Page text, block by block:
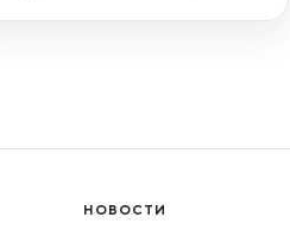
НОВОСТИ